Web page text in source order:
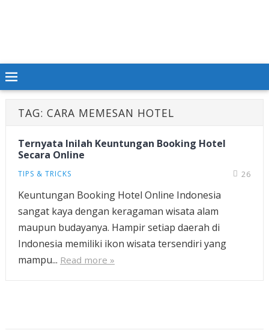
TAG: CARA MEMESAN HOTEL
Ternyata Inilah Keuntungan Booking Hotel
Secara Online
TIPS & TRICKS 26
Keuntungan Booking Hotel Online Indonesia
sangat kaya dengan keragaman wisata alam
maupun budayanya. Hampir setiap daerah di
Indonesia memiliki ikon wisata tersendiri yang
mampu... Read more »